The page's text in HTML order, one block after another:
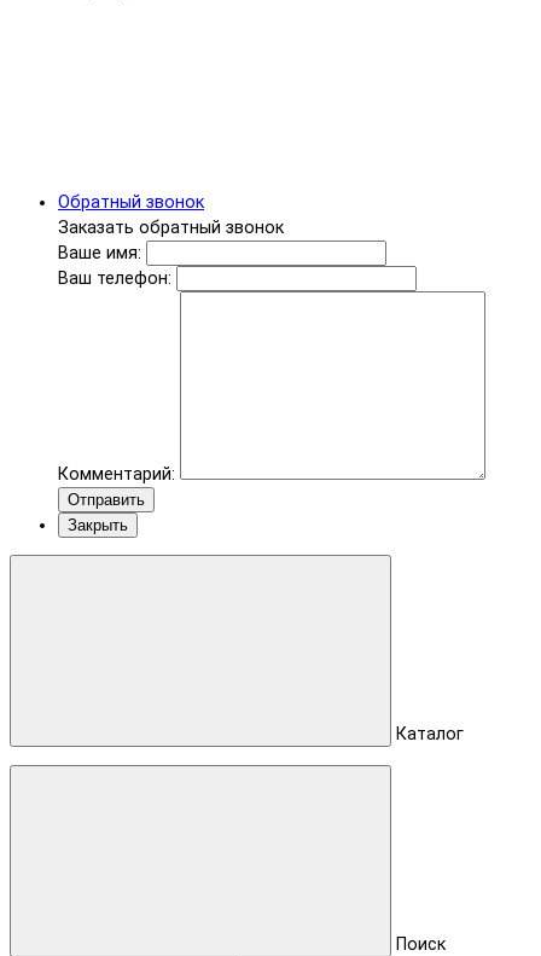
Обратный звонок
Заказать обратный звонок
Ваше имя:
Ваш телефон:
Комментарий:
Отправить
Закрыть
Каталог
Поиск